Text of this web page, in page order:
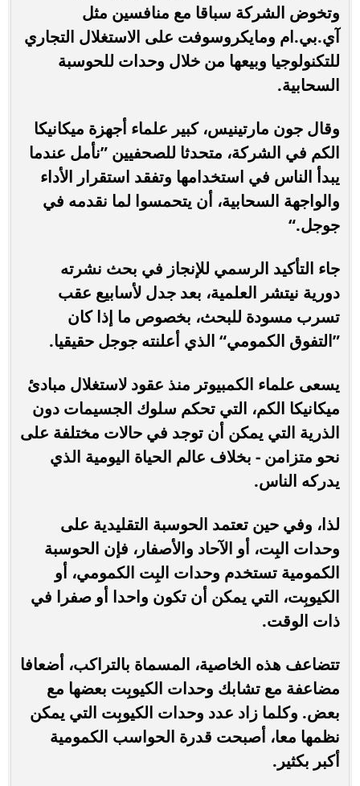
وتخوض الشركة سباقا مع منافسين مثل
آي.بي.ام ومايكروسوفت على الاستغلال التجاري
للتكنولوجيا وبيعها من خلال وحدات للحوسبة
السحابية.
وقال جون مارتينيس، كبير علماء أجهزة ميكانيكا
الكم في الشركة، متحدثا للصحفيين ”نأمل عندما
يبدأ الناس في استخدامها وتفقد استقرار الأداء
والواجهة السحابية، أن يتحمسوا لما نقدمه في
جوجل.“
جاء التأكيد الرسمي للإنجاز في بحث نشرته
دورية نيتشر العلمية، بعد جدل لأسابيع عقب
تسرب مسودة للبحث، بخصوص ما إذا كان
”التفوق الكمومي“ الذي أعلنته جوجل حقيقيا.
يسعى علماء الكمبيوتر منذ عقود لاستغلال مبادئ
ميكانيكا الكم، التي تحكم سلوك الجسيمات دون
الذرية التي يمكن أن توجد في حالات مختلفة على
نحو متزامن - بخلاف عالم الحياة اليومية الذي
يدركه الناس.
لذا، وفي حين تعتمد الحوسبة التقليدية على
وحدات البِت، أو الآحاد والأصفار، فإن الحوسبة
الكمومية تستخدم وحدات البِت الكمومي، أو
الكيوبِت، التي يمكن أن تكون واحدا أو صفرا في
ذات الوقت.
تتضاعف هذه الخاصية، المسماة بالتراكب، أضعافا
مضاعفة مع تشابك وحدات الكيوبِت بعضها مع
بعض. وكلما زاد عدد وحدات الكيوبِت التي يمكن
نظمها معا، أصبحت قدرة الحواسب الكمومية
أكبر بكثير.